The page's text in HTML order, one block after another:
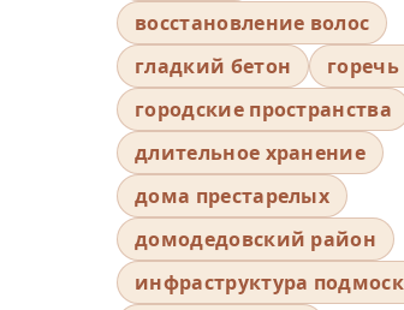
восстановление волос
гладкий бетон
городские пространства
длительное хранение
дома престарелых
домодедовский район
инфраструктура